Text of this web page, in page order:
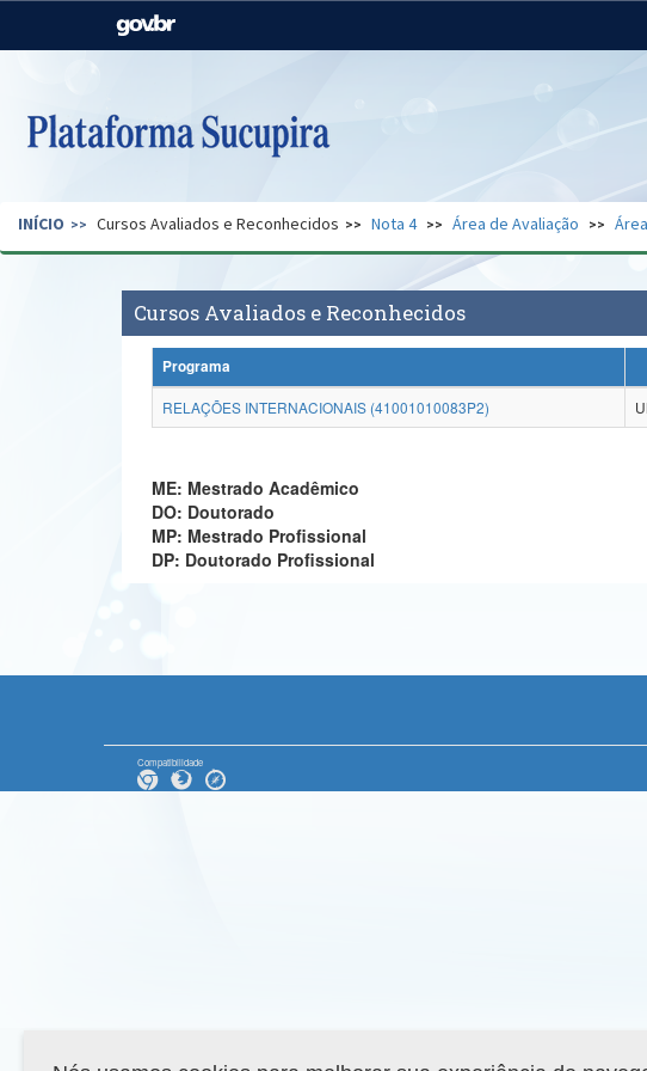
Casa Civil
Pecuária e Abastecimento
Ministério
Regional
Secretaria de Governo Gabinete de Segurança
INÍCIO Cursos Avaliados e Reconhecidos Nota 4 Área de Avaliação
Cursos Avaliados e Reconhecidos
Programa
RELAÇÕES INTERNACIONAIS (41001010083P2)
ME: Mestrado Acadêmico
DO: Doutorado
MP: Mestrado Profissional
DP: Doutorado Profissional
Compatibilidade